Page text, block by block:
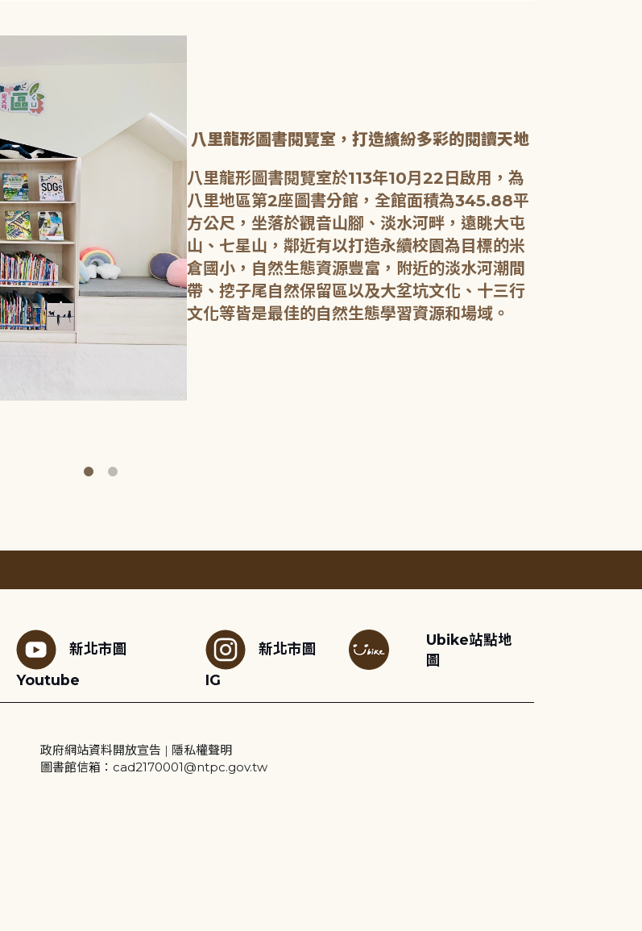
八里龍形圖書閱覽室，打造繽紛多彩的閱讀天地
八里龍形圖書閱覽室於113年10月22日啟用，為
八里地區第2座圖書分館，全館面積為345.88平
方公尺，坐落於觀音山腳、淡水河畔，遠眺大屯
山、七星山，鄰近有以打造永續校園為目標的米
倉國小，自然生態資源豐富，附近的淡水河潮間
帶、挖子尾自然保留區以及大坌坑文化、十三行
新北市圖
Youtube
新北市圖
IG
Ubike站點地
圖
政府網站資料開放宣告 | 隱私權聲明
圖書館信箱：cad2170001@ntpc.gov.tw